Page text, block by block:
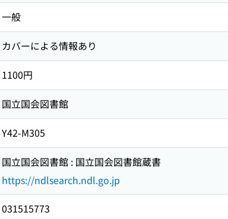
一般
カバーによる情報あり
1100円
国立国会図書館
Y42-M305
国立国会図書館 : 国立国会図書館蔵書
https://ndlsearch.ndl.go.jp
031515773